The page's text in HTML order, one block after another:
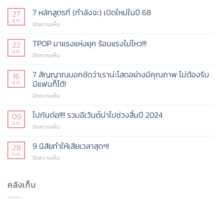
27
ธ.ค.
7 หลักสูตรที่ (กำลังจะ) เปิดใหม่ในปี 68
ปิดความเห็น
หลักสูตร
ที่
เปิด
ใหม่
22
ธ.ค.
TPOP มาแรงแห่งยุค ร้อนแรงไม่ไหว!!!
ปิดความเห็น
มา
แรง
แห่ง
แรง
16
ธ.ค.
7 สัญญาณบอกชัดว่าเราน่ะโสดอย่างมีคุณภาพ ไม่ต้องรีบ
มีแฟนก็ได้!
ปิดความเห็น
สัญญาณ
บอก
เรา
09
ธ.ค.
ไปกันต่อ!!!! รวมอีเว้นต์น่าไปช่วงสิ้นปี 2024
ปิดความเห็น
กัน
ต่อ!!!!
28
ต.ค.
9 นิสัยทำให้เสียเวลาสุดๆ!
ปิดความเห็น
คลังเก็บ